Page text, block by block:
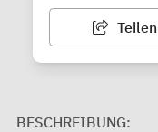
Teilen
BESCHREIBUNG: